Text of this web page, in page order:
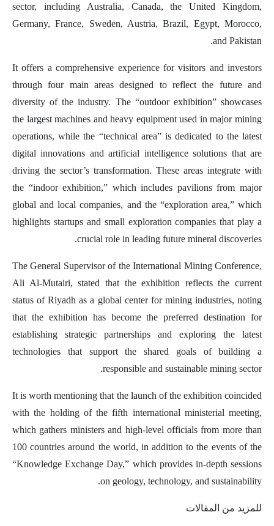
sector, including Australia, Canada, the United Kingdom,
Germany, France, Sweden, Austria, Brazil, Egypt, Morocco,
and Pakistan.
It offers a comprehensive experience for visitors and investors
through four main areas designed to reflect the future and
diversity of the industry. The “outdoor exhibition” showcases
the largest machines and heavy equipment used in major mining
operations, while the “technical area” is dedicated to the latest
digital innovations and artificial intelligence solutions that are
driving the sector’s transformation. These areas integrate with
the “indoor exhibition,” which includes pavilions from major
global and local companies, and the “exploration area,” which
highlights startups and small exploration companies that play a
crucial role in leading future mineral discoveries.
The General Supervisor of the International Mining Conference,
Ali Al-Mutairi, stated that the exhibition reflects the current
status of Riyadh as a global center for mining industries, noting
that the exhibition has become the preferred destination for
establishing strategic partnerships and exploring the latest
technologies that support the shared goals of building a
responsible and sustainable mining sector.
It is worth mentioning that the launch of the exhibition coincided
with the holding of the fifth international ministerial meeting,
which gathers ministers and high-level officials from more than
100 countries around the world, in addition to the events of the
“Knowledge Exchange Day,” which provides in-depth sessions
on geology, technology, and sustainability.
للمزيد من المقالات